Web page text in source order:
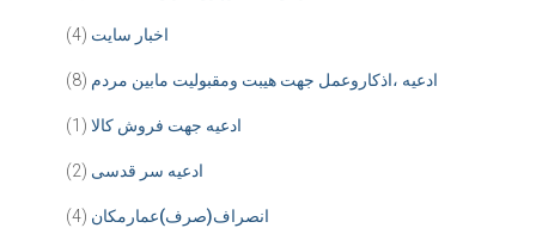
اخبار سایت (4)
ادعیه ،اذکاروعمل جهت هیبت ومقبولیت مابین مردم (8)
ادعیه جهت فروش کالا (1)
ادعیه سر قدسی (2)
انصراف(صرف)عمارمکان (4)